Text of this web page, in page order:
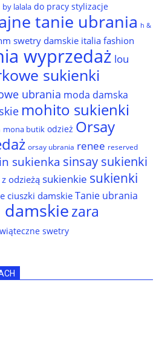
by lalala do pracy stylizacje
tanie ubrania h &
swetry damskie italia fashion
wyprzedaż lou
sukienki
ubrania moda damska
mohito sukienki
mona butik odzież Orsay
orsay ubrania renee reserved
sukienka sinsay sukienki
odzieżą sukienkie sukienki
ciuszki damskie Tanie ubrania
zara
swetry